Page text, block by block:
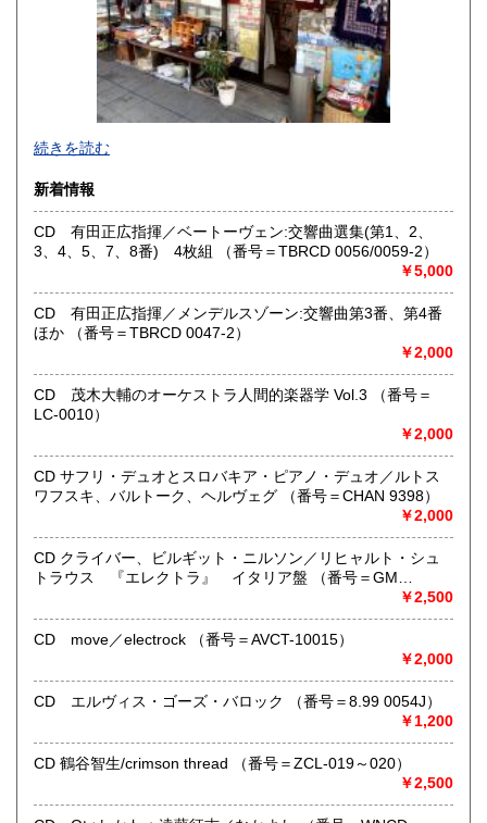
600円 鹿児島県
600円
●当店では国内送料は無料です。（特記されたものを除きま
す）。
ール、定形外郵便、
ネコポス、ヤマト宅急便などでお届けしています。
但し、お客様が配送方法をご指定になる場合又は、
後払いをご希望の場合は送料の実費をお支払い頂きます。
代引きをご希望の場合は代引き手数料及び送料の実費をお
支払い下さい。
●公費ご購入を承ります。 送料は実費をご負担下さい。 お
支払いは後払いが可能です。
※当店は【インボイス制度】の適格請求書発行事業者では
ございません。
●当店では迅速な発送を心掛けています。
ご送金、ご決済の確認が出来ましたら通常24時間以内にお
●商品の発送に際しては水濡れ対策等、丁寧な梱包を心掛けて
います。
●一部の商品は店頭販売の為、品切れになる場合が有りま
●当店は古書以外にも様々な商品を取り扱っています。下記
『Webサイト』をぜひご覧下さい。
最寄駅：三軒茶屋駅北出口Aから下北沢方面へ6分 ゴリラビ
ルの向かい 小田急バス太子堂停留所前
営業時間：平日=10:00〜19:00 日曜・祭日=12:00～18:00
定休日：火曜日
店頭買取り、出張買取りを承っております。
お気軽にご相談下さい。
続きを読む
新着情報
CD 有田正広指揮／ベートーヴェン:交響曲選集(第1、2、
3、4、5、7、8番) 4枚組 （番号＝TBRCD 0056/0059-2）
￥5,000
CD 有田正広指揮／メンデルスゾーン:交響曲第3番、第4番
ほか （番号＝TBRCD 0047-2）
￥2,000
CD 茂木大輔のオーケストラ人間的楽器学 Vol.3 （番号＝
LC-0010）
￥2,000
CD サフリ・デュオとスロバキア・ピアノ・デュオ／ルトス
ワフスキ、バルトーク、ヘルヴェグ （番号＝CHAN 9398）
￥2,000
CD クライバー、ビルギット・ニルソン／リヒャルト・シュ
トラウス 『エレクトラ』 イタリア盤 （番号＝GM
￥2,500
CD move／electrock （番号＝AVCT-10015）
￥2,000
CD エルヴィス・ゴーズ・バロック （番号＝8.99 0054J）
￥1,200
CD 鶴谷智生/crimson thread （番号＝ZCL-019～020）
￥2,500